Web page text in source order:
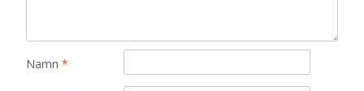
Namn *